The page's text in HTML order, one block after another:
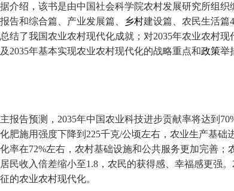
据介绍，该书是由中国社会科学院农村发展研究所组
报告和综合篇、产业发展篇、
乡村建设篇、农民生活篇
总结了我国农业农村现代化成就；对2035年农业农村
及2035年基本实现农业农村现代化的战略重点和政策举
主报告预测，2035年中国农业科技进步贡献率将达到
化肥施用强度下降到225千克/公顷左右，农业生产基
化率在72%左右，农村基础设施和公共服务更加完善
居民收入倍差缩小至1.8，农民的获得感、幸福感更强
征的农业农村现代化。